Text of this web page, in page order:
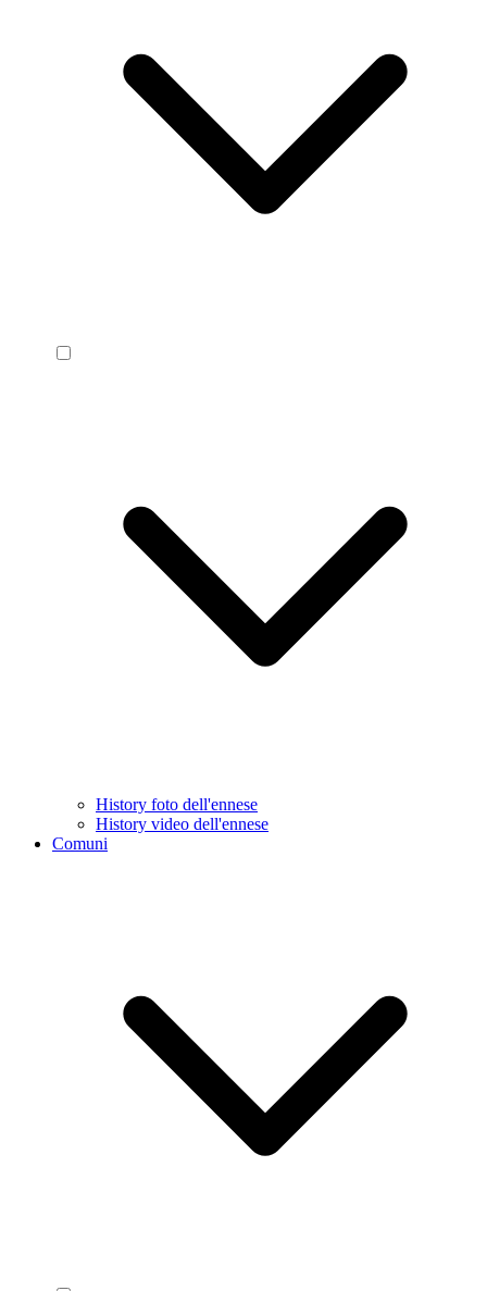
History foto dell'ennese
History video dell'ennese
Comuni